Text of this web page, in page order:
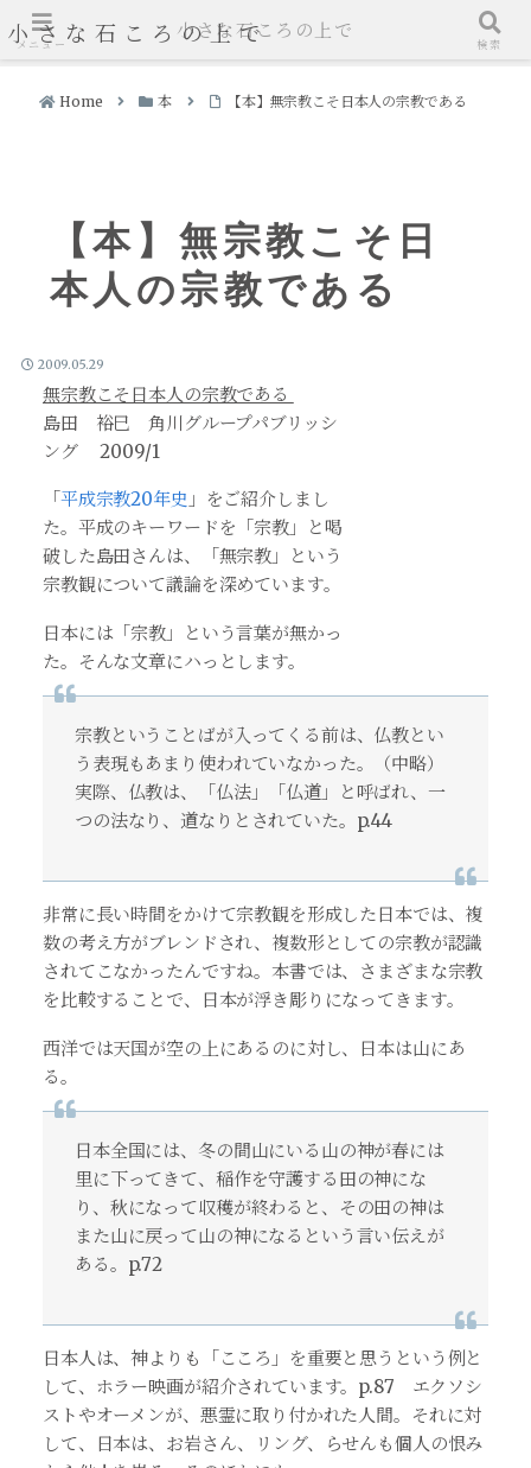
小さな石ころの上で
Home 本 【本】無宗教こそ日本人の宗教である
【本】無宗教こそ日
本人の宗教である
2009.05.29
無宗教こそ日本人の宗教である
島田 裕巳 角川グループパブリッシ
ング 2009/1
「 平成宗教20年史 」
をご紹介しまし
た。平成のキーワードを「宗教」と喝
破した島田さんは、「無宗教」という
宗教観について議論を深めています。
日本には「宗教」という言葉が無かっ
た。そんな文章にハっとします。
宗教ということばが入ってくる前は、仏教とい
う表現もあまり使われていなかった。（中略）
実際、仏教は、「仏法」「仏道」と呼ばれ、一
つの法なり、道なりとされていた。p.44
非常に長い時間をかけて宗教観を形成した日本では、複
数の考え方がブレンドされ、複数形としての宗教が認識
されてこなかったんですね。本書では、さまざまな宗教
を比較することで、日本が浮き彫りになってきます。
西洋では天国が空の上にあるのに対し、日本は山にあ
る。
日本全国には、冬の間山にいる山の神が春には
里に下ってきて、稲作を守護する田の神にな
り、秋になって収穫が終わると、その田の神は
また山に戻って山の神になるという言い伝えが
ある。p.72
日本人は、神よりも「こころ」を重要と思うという例と
して、ホラー映画が紹介されています。p.87 エクソシ
ストやオーメンが、悪霊に取り付かれた人間。それに対
して、日本は、お岩さん、リング、らせんも個人の恨み
メニュー
小さな石ころの上で
検索